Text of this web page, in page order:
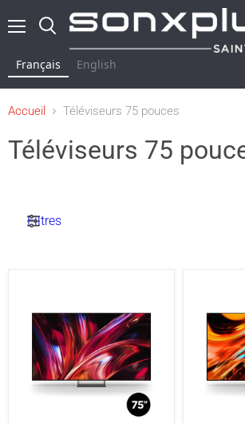
Français English
Accueil Téléviseurs 75 pouces
Téléviseurs 75
Filtres